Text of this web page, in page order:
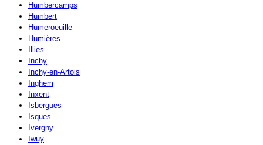
Humbercamps
Humbert
Humeroeuille
Humières
Illies
Inchy
Inchy-en-Artois
Inghem
Inxent
Isbergues
Isques
Ivergny
Iwuy